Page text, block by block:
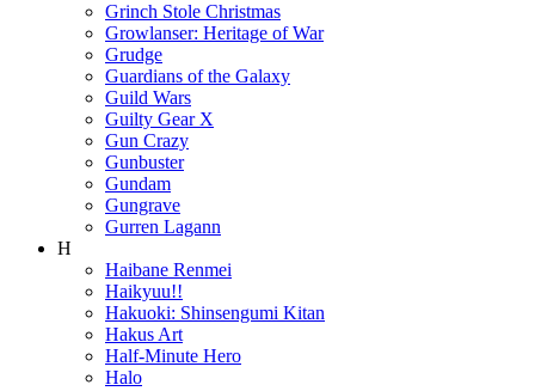
Grinch Stole Christmas
Growlanser: Heritage of War
Grudge
Guardians of the Galaxy
Guild Wars
Guilty Gear X
Gun Crazy
Gunbuster
Gundam
Gungrave
Gurren Lagann
H
Haibane Renmei
Haikyuu!!
Hakuoki: Shinsengumi Kitan
Hakus Art
Half-Minute Hero
Halo